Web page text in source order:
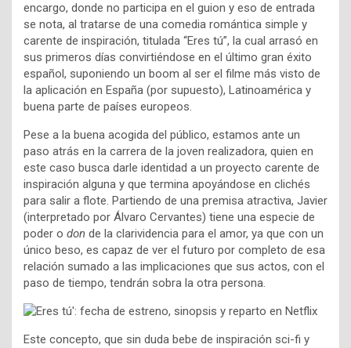
encargo, donde no participa en el guion y eso de entrada
se nota, al tratarse de una comedia romántica simple y
carente de inspiración, titulada “Eres tú”, la cual arrasó en
sus primeros días convirtiéndose en el último gran éxito
español, suponiendo un boom al ser el filme más visto de
la aplicación en España (por supuesto), Latinoamérica y
buena parte de países europeos.
Pese a la buena acogida del público, estamos ante un
paso atrás en la carrera de la joven realizadora, quien en
este caso busca darle identidad a un proyecto carente de
inspiración alguna y que termina apoyándose en clichés
para salir a flote. Partiendo de una premisa atractiva, Javier
(interpretado por Álvaro Cervantes) tiene una especie de
poder o don de la clarividencia para el amor, ya que con un
único beso, es capaz de ver el futuro por completo de esa
relación sumado a las implicaciones que sus actos, con el
paso de tiempo, tendrán sobra la otra persona.
Este concepto, que sin duda bebe de inspiración sci-fi y